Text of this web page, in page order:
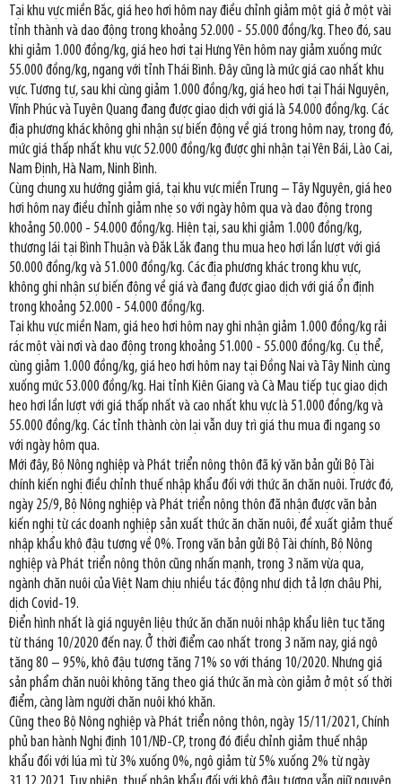
Tại khu vực miền Bắc, giá heo hơi hôm nay điều chỉnh giảm một giá ở một vài
tỉnh thành và dao động trong khoảng 52.000 - 55.000 đồng/kg. Theo đó, sau
khi giảm 1.000 đồng/kg, giá heo hơi tại Hưng Yên hôm nay giảm xuống mức
55.000 đồng/kg, ngang với tỉnh Thái Bình. Đây cũng là mức giá cao nhất khu
vực. Tương tự, sau khi cùng giảm 1.000 đồng/kg, giá heo hơi tại Thái Nguyên,
Vĩnh Phúc và Tuyên Quang đang được giao dịch với giá là 54.000 đồng/kg. Các
địa phương khác không ghi nhận sự biến động về giá trong hôm nay, trong đó,
mức giá thấp nhất khu vực 52.000 đồng/kg được ghi nhận tại Yên Bái, Lào Cai,
Nam Định, Hà Nam, Ninh Bình.
Cùng chung xu hướng giảm giá, tại khu vực miền Trung – Tây Nguyên, giá heo
hơi hôm nay điều chỉnh giảm nhẹ so với ngày hôm qua và dao động trong
khoảng 50.000 - 54.000 đồng/kg. Hiện tại, sau khi giảm 1.000 đồng/kg,
thương lái tại Bình Thuận và Đắk Lắk đang thu mua heo hơi lần lượt với giá
50.000 đồng/kg và 51.000 đồng/kg. Các địa phương khác trong khu vực,
không ghi nhận sự biến động về giá và đang được giao dịch với giá ổn định
trong khoảng 52.000 - 54.000 đồng/kg.
Tại khu vực miền Nam, giá heo hơi hôm nay ghi nhận giảm 1.000 đồng/kg rải
rác một vài nơi và dao động trong khoảng 51.000 - 55.000 đồng/kg. Cụ thể,
cùng giảm 1.000 đồng/kg, giá heo hơi hôm nay tại Đồng Nai và Tây Ninh cùng
xuống mức 53.000 đồng/kg. Hai tỉnh Kiên Giang và Cà Mau tiếp tục giao dịch
heo hơi lần lượt với giá thấp nhất và cao nhất khu vực là 51.000 đồng/kg và
55.000 đồng/kg. Các tỉnh thành còn lại vẫn duy trì giá thu mua đi ngang so
với ngày hôm qua.
Mới đây, Bộ Nông nghiệp và Phát triển nông thôn đã ký văn bản gửi Bộ Tài
chính kiến nghị điều chỉnh thuế nhập khẩu đối với thức ăn chăn nuôi. Trước đó,
ngày 25/9, Bộ Nông nghiệp và Phát triển nông thôn đã nhận được văn bản
kiến nghị từ các doanh nghiệp sản xuất thức ăn chăn nuôi, đề xuất giảm thuế
nhập khẩu khô đậu tương về 0%. Trong văn bản gửi Bộ Tài chính, Bộ Nông
nghiệp và Phát triển nông thôn cũng nhấn mạnh, trong 3 năm vừa qua,
ngành chăn nuôi của Việt Nam chịu nhiều tác động như dịch tả lợn châu Phi,
dịch Covid-19.
Điển hình nhất là giá nguyên liệu thức ăn chăn nuôi nhập khẩu liên tục tăng
từ tháng 10/2020 đến nay. Ở thời điểm cao nhất trong 3 năm nay, giá ngô
tăng 80 – 95%, khô đậu tương tăng 71% so với tháng 10/2020. Nhưng giá
sản phẩm chăn nuôi không tăng theo giá thức ăn mà còn giảm ở một số thời
điểm, càng làm người chăn nuôi khó khăn.
Cũng theo Bộ Nông nghiệp và Phát triển nông thôn, ngày 15/11/2021, Chính
phủ ban hành Nghị định 101/NĐ-CP, trong đó điều chỉnh giảm thuế nhập
khẩu đối với lúa mì từ 3% xuống 0%, ngô giảm từ 5% xuống 2% từ ngày